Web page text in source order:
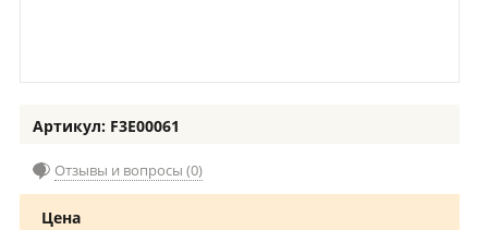
Артикул: F3E00061
Отзывы и вопросы (0)
Цена